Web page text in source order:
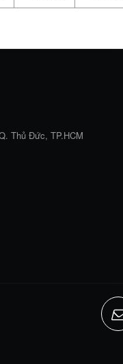
Thủ Đức, TP.HCM